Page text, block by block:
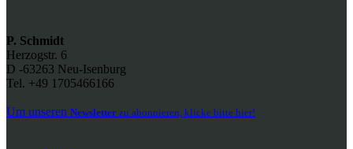
P. Schmidt
Herzogstr. 6
D -63263 Neu-Isenburg
Tel. +49 1705466166
Um unseren Newsletter zu abonnieren, klicke bitte hier!